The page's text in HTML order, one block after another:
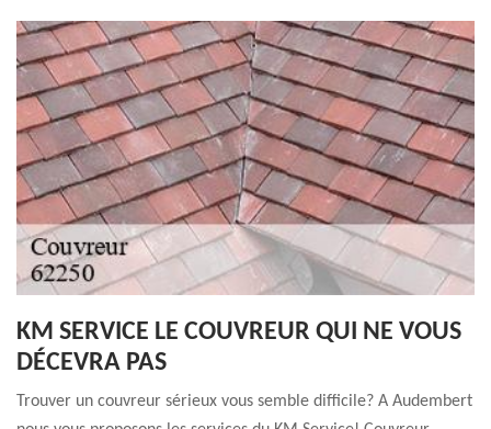
KM SERVICE LE COUVREUR QUI NE VOUS
DÉCEVRA PAS
Trouver un couvreur sérieux vous semble difficile? A Audembert